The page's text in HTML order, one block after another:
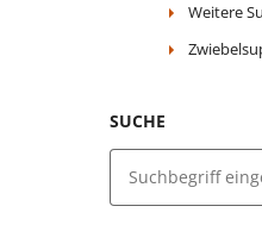
Weitere
SUCHE